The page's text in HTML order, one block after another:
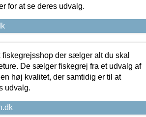
for at se deres udvalg.
der sælger alt du skal
De sælger fiskegrej fra et udvalg af
høj kvalitet, der samtidig er til at
udvalg.